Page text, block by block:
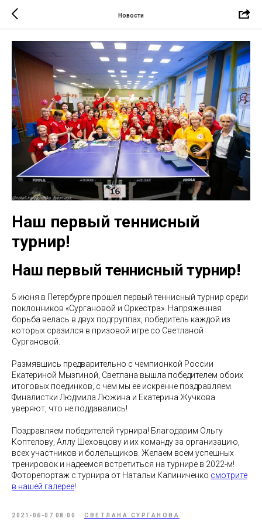
Новости
Наш первый теннисный
турнир!
Наш первый теннисный турнир!
5 июня в Петербурге прошел первый теннисный турнир среди
поклонников «Сургановой и Оркестра». Напряженная
борьба велась в двух подгруппах, победитель каждой из
которых сразился в призовой игре со Светланой
Сургановой.
Размявшись предварительно с чемпионкой России
Екатериной Мызгиной, Светлана вышла победителем обоих
итоговых поединков, с чем мы ее искренне поздравляем.
Финалистки Людмила Люжина и Екатерина Жучкова
уверяют, что не поддавались!
Поздравляем победителей турнира! Благодарим Ольгу
Коптелову, Аллу Шеховцову и их команду за организацию,
всех участников и болельщиков. Желаем всем успешных
тренировок и надеемся встретиться на турнире в 2022-м!
Фоторепортаж с турнира от Натальи Калиниченко смотрите
в нашей галерее!
2021-06-07 08:00 СВЕТЛАНА СУРГАНОВА